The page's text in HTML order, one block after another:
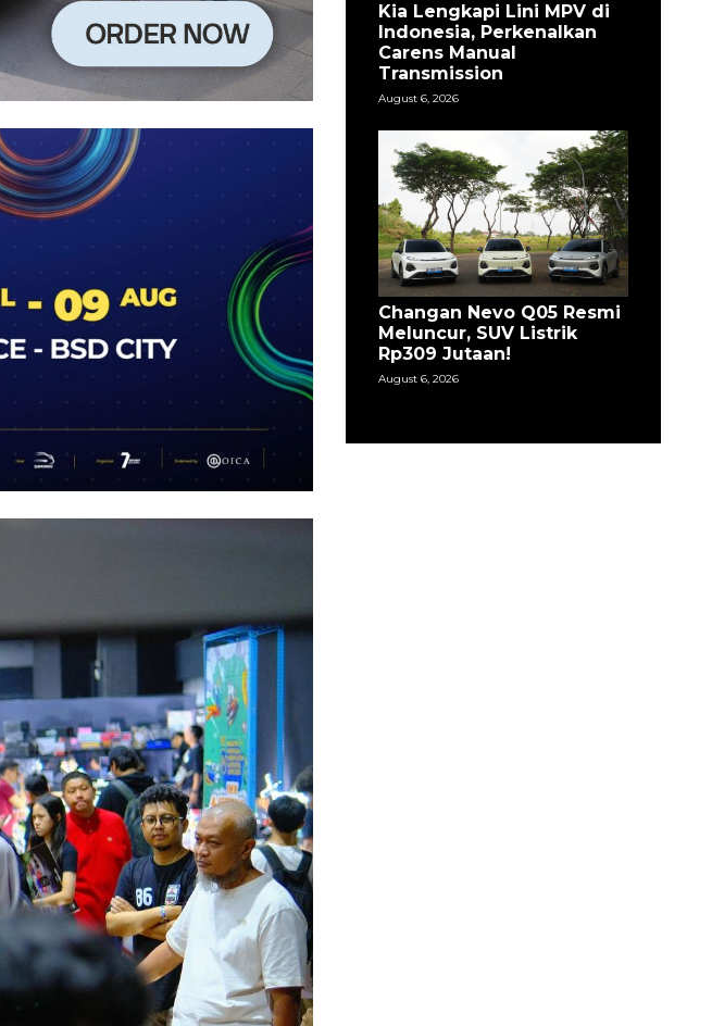
Kia Lengkapi Lini MPV di
Indonesia, Perkenalkan
Carens Manual
Transmission
August 6, 2026
Changan Nevo Q05 Resmi
Meluncur, SUV Listrik
Rp309 Jutaan!
August 6, 2026